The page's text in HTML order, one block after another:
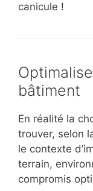
canicule !
bâtiment
En réalité la
trouver, selon
le contexte
terrain,
compromis